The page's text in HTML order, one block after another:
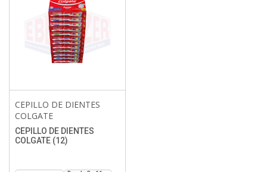
CEPILLO DE DIENTES
COLGATE
CEPILLO DE DIENTES
COLGATE (12)